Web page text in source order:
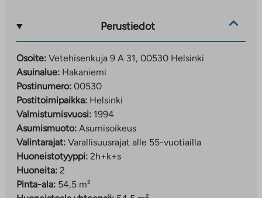
Perustiedot
Osoite: Vetehisenkuja 9 A 31, 00530 Helsinki
Asuinalue: Hakaniemi
Postinumero: 00530
Postitoimipaikka: Helsinki
Valmistumisvuosi: 1994
Asumismuoto: Asumisoikeus
Valintarajat: Varallisuusrajat alle 55-vuotiailla
Huoneistotyyppi: 2h+k+s
Huoneita: 2
Pinta-ala: 54,5 m²